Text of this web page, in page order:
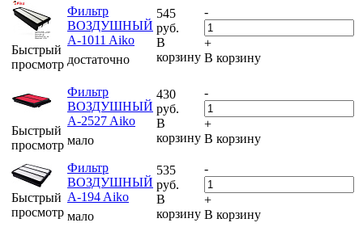
Быстрый
просмотр
Фильтр
ВОЗДУШНЫЙ
A-1011 Aiko
достаточно
545
руб.
В
корзину
-
+
В корзину
Быстрый
просмотр
Фильтр
ВОЗДУШНЫЙ
A-2527 Aiko
мало
430
руб.
В
корзину
-
+
В корзину
Быстрый
просмотр
Фильтр
ВОЗДУШНЫЙ
A-194 Aiko
мало
535
руб.
В
корзину
-
+
В корзину